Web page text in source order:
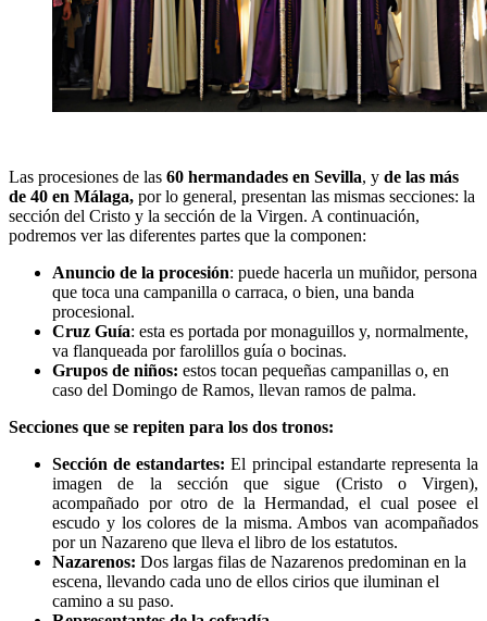
Las procesiones de las 60 hermandades en Sevilla, y de las más
de 40 en Málaga, por lo general, presentan las mismas secciones: la
sección del Cristo y la sección de la Virgen. A continuación,
podremos ver las diferentes partes que la componen:
Anuncio de la procesión: puede hacerla un muñidor, persona
que toca una campanilla o carraca, o bien, una banda
procesional.
Cruz Guía: esta es portada por monaguillos y, normalmente,
va flanqueada por farolillos guía o bocinas.
Grupos de niños: estos tocan pequeñas campanillas o, en
caso del Domingo de Ramos, llevan ramos de palma.
Secciones que se repiten para los dos tronos:
Sección de estandartes: El principal estandarte representa la
imagen de la sección que sigue (Cristo o Virgen),
acompañado por otro de la Hermandad, el cual posee el
escudo y los colores de la misma. Ambos van acompañados
por un Nazareno que lleva el libro de los estatutos.
Nazarenos: Dos largas filas de Nazarenos predominan en la
escena, llevando cada uno de ellos cirios que iluminan el
camino a su paso.